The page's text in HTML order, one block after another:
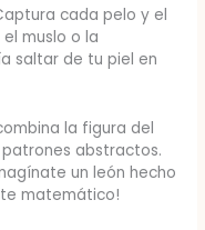
cada pelo y el
muslo o la
saltar de tu piel en
la figura del
abstractos.
un león hecho
matemático!